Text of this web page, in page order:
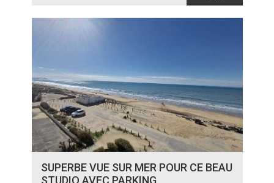
SUPERBE VUE SUR MER POUR CE BEAU
STUDIO AVEC PARKING